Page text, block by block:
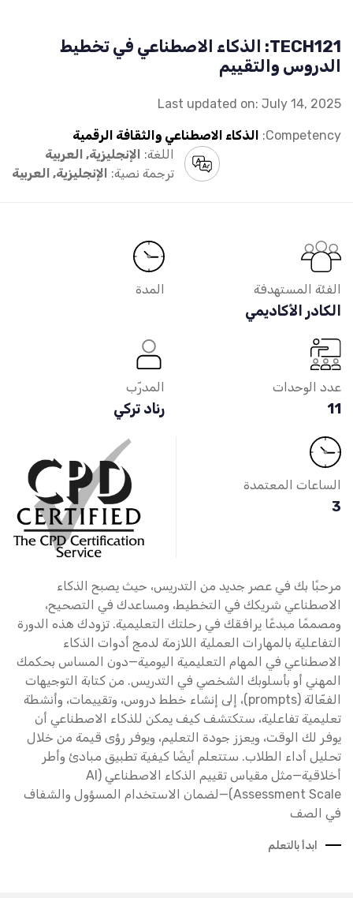
TECH121: الذكاء الاصطناعي في تخطيط
الدروس والتقييم
Last updated on: July 14, 2025
Competency: الذكاء الاصطناعي والثقافة الرقمية
اللغة: الإنجليزية, العربية
ترجمة نصية: الإنجليزية, العربية
الفئة المستهدفة
الكادر الأكاديمي
المدة
عدد الوحدات
11
المدرّب
رناد تركي
الساعات المعتمدة
3
مرحبًا بك في عصر جديد من التدريس، حيث يصبح الذكاء
الاصطناعي شريكك في التخطيط، ومساعدك في التصحيح،
ومصممًا مبدعًا يرافقك في رحلتك التعليمية. تزودك هذه الدورة
التفاعلية بالمهارات العملية اللازمة لدمج أدوات الذكاء
الاصطناعي في المهام التعليمية اليومية—دون المساس بحكمك
المهني أو بأسلوبك الشخصي في التدريس. من كتابة التوجيهات
الفعّالة (prompts)، إلى إنشاء خطط دروس، وتقييمات، وأنشطة
تعليمية تفاعلية، ستكتشف كيف يمكن للذكاء الاصطناعي أن
يوفر لك الوقت، ويعزز جودة التعليم، ويوفر رؤى قيمة من خلال
تحليل أداء الطلاب. ستتعلم أيضًا كيفية تطبيق مبادئ وأطر
أخلاقية—مثل مقياس تقييم الذكاء الاصطناعي (AI
Assessment Scale)—لضمان الاستخدام المسؤول والشفاف
في الصف
ابدأ بالتعلم